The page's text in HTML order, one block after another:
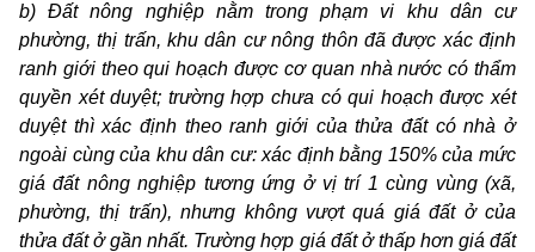
b) Đất nông nghiệp nằm trong phạm vi khu dân cư
phường, thị trấn, khu dân cư nông thôn đã được xác định
ranh giới theo qui hoạch được cơ quan nhà nước có thẩm
quyền xét duyệt; trường hợp chưa có qui hoạch được xét
duyệt thì xác định theo ranh giới của thửa đất có nhà ở
ngoài cùng của khu dân cư: xác định bằng 150% của mức
giá đất nông nghiệp tương ứng ở vị trí 1 cùng vùng (xã,
phường, thị trấn), nhưng không vượt quá giá đất ở của
thửa đất ở gần nhất. Trường hợp giá đất ở thấp hơn giá đất